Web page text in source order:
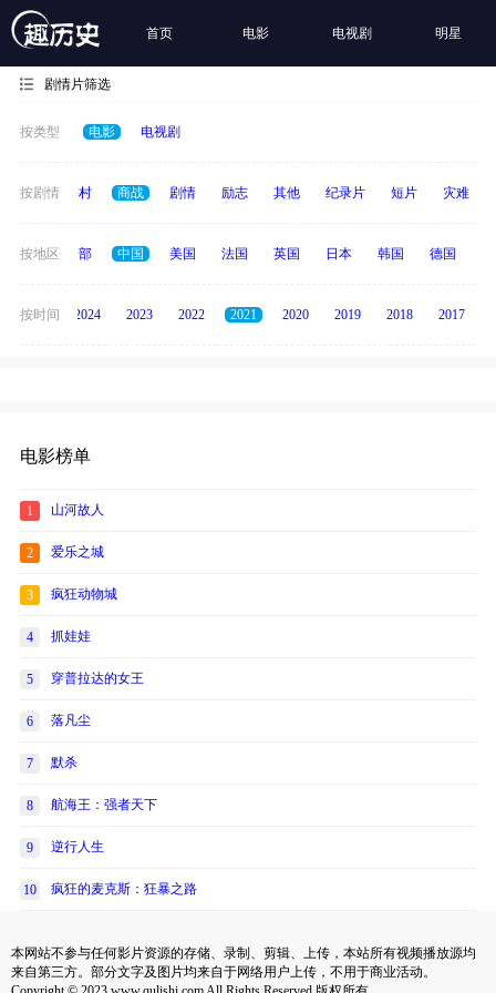
首页 电影 电视剧 明星
剧情片筛选
按类型 电影 电视剧
按剧情
历史 乡村 商战 剧情 励志 其他 纪录片 短片 灾难
按地区 全部 中国 美国 法国 英国 日本 韩国 德国
按时间
2025 2024 2023 2022 2021 2020 2019 2018 2017
电影榜单
1 山河故人
2 爱乐之城
3 疯狂动物城
4 抓娃娃
5 穿普拉达的女王
6 落凡尘
7 默杀
8 航海王：强者天下
9 逆行人生
10 疯狂的麦克斯：狂暴之路
本网站不参与任何影片资源的存储、录制、剪辑、上传，本站所有视频播放源均
来自第三方。部分文字及图片均来自于网络用户上传，不用于商业活动。